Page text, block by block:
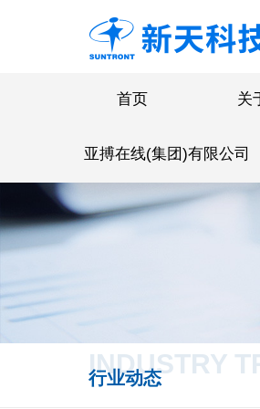
首页 关
亚搏在线(集团)有限公司
INDUSTRY
行业动态